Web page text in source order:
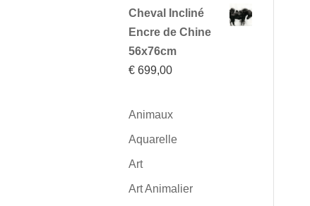
Cheval Incliné
Encre de Chine
56x76cm
€ 699,00
Animaux
Aquarelle
Art
Art Animalier